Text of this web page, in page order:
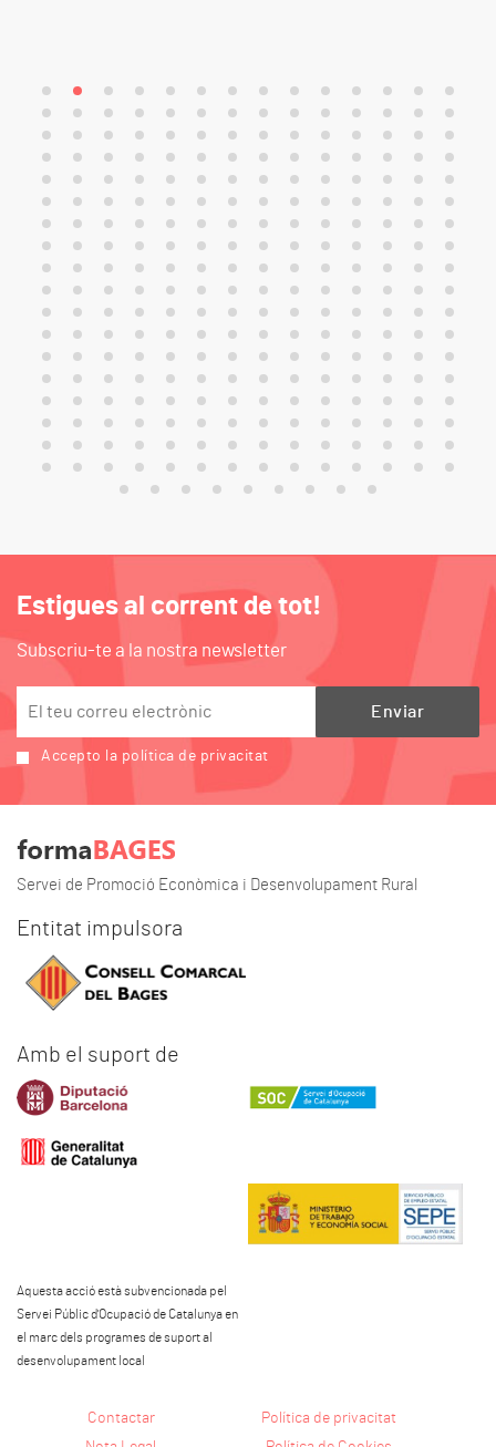
Estigues al corrent de tot!
Subscriu-te a la nostra newsletter
Accepto la política de privacitat
Servei de Promoció Econòmica i Desenvolupament Rural
Entitat impulsora
Amb el suport de
Aquesta acció està subvencionada pel
Servei Públic d'Ocupació de Catalunya en
el marc dels programes de suport al
desenvolupament local
Contactar
Política de privacitat